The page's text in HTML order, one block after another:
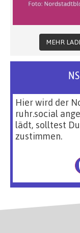
MEHR
Hier wird der
ruhr.social
lädt, solltest
zustimmen.